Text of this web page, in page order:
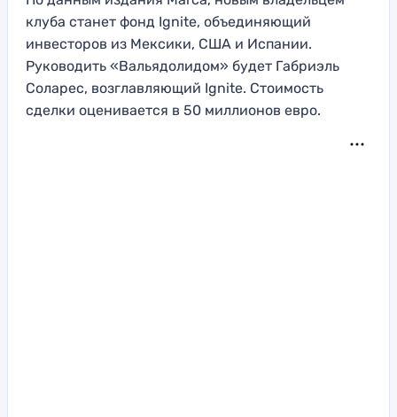
клуба станет фонд Ignite, объединяющий
инвесторов из Мексики, США и Испании.
Руководить «Вальядолидом» будет Габриэль
Соларес, возглавляющий Ignite. Стоимость
сделки оценивается в 50 миллионов евро.